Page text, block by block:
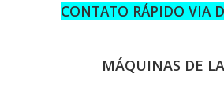
CONTATO RÁPIDO VIA
MÁQUINAS DE